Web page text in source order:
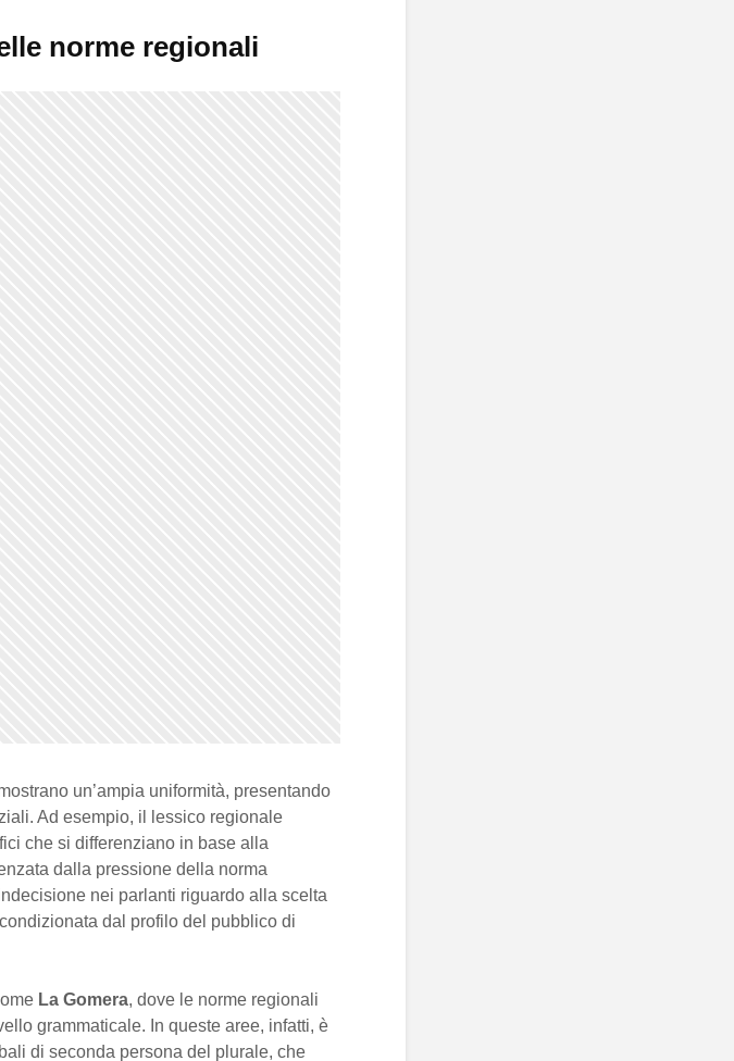
norme regionali
un’ampia uniformità, presentando
Ad esempio, il lessico regionale
che si differenziano in base alla
dalla pressione della norma
nei parlanti riguardo alla scelta
dal profilo del pubblico di
La Gomera, dove le norme regionali
grammaticale. In queste aree, infatti, è
di seconda persona del plurale, che